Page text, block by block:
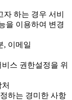
하는 경우 서비
을 이용하여 변경
, 이메일
스 권한설정을 위
하는 경미한 사항